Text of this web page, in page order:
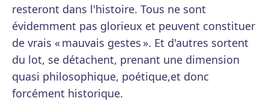
resteront dans l'histoire. Tous ne sont
évidemment pas glorieux et peuvent constituer
de vrais « mauvais gestes ». Et d'autres sortent
du lot, se détachent, prenant une dimension
quasi philosophique, poétique,et donc
forcément historique.